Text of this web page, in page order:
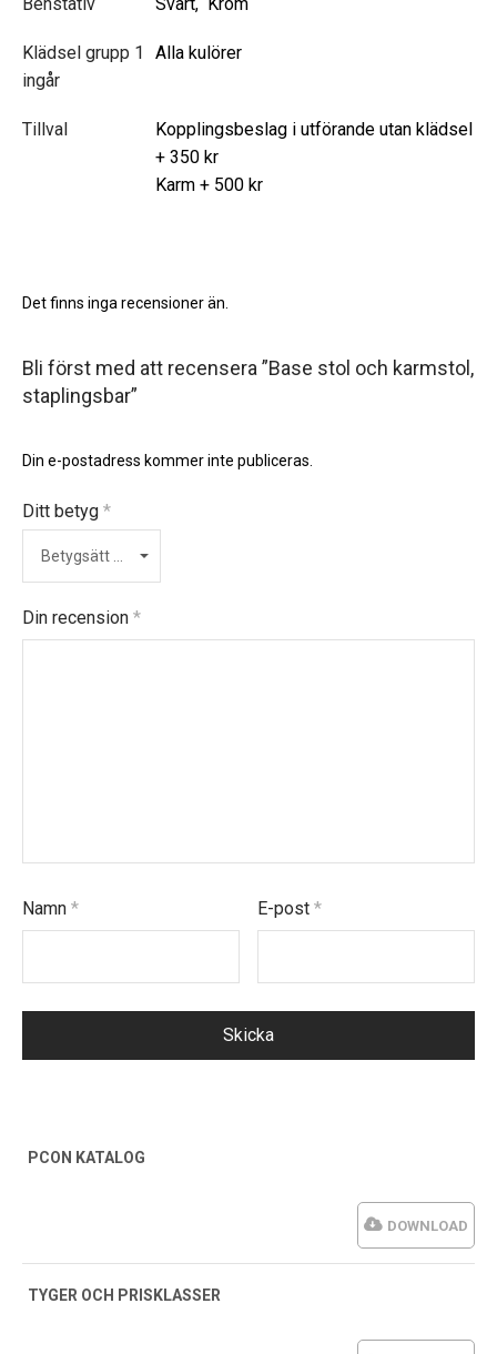
Klädsel grupp 1
ingår
Alla kulörer
Tillval
Kopplingsbeslag i utförande utan klädsel
+ 350 kr
Karm + 500 kr
Det finns inga recensioner än.
Bli först med att recensera ”Base stol och karmstol,
staplingsbar”
Din e-postadress kommer inte publiceras.
Ditt betyg *
Din recension *
Namn * E-post*
PCON KATALOG
DOWNLOAD
TYGER OCH PRISKLASSER